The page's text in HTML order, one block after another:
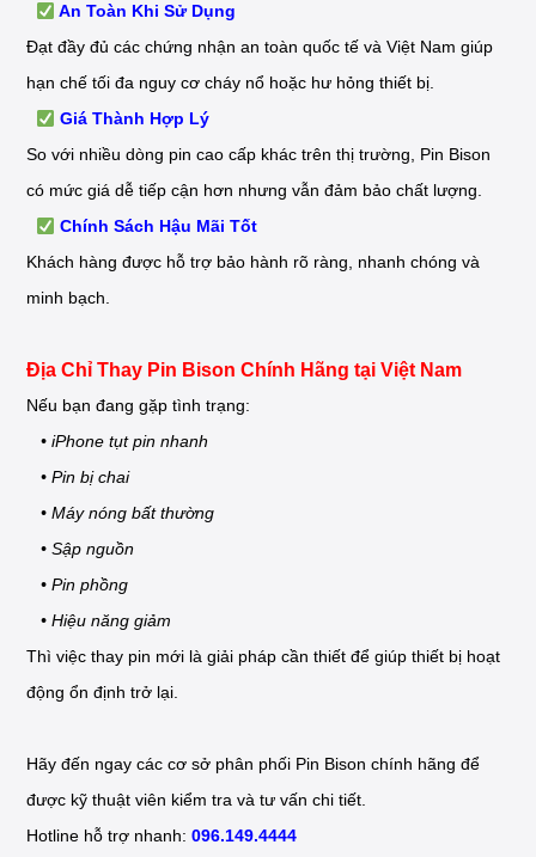
An Toàn Khi Sử Dụng
Đạt đầy đủ các chứng nhận an toàn quốc tế và Việt Nam giúp
hạn chế tối đa nguy cơ cháy nổ hoặc hư hỏng thiết bị.
Giá Thành Hợp Lý
So với nhiều dòng pin cao cấp khác trên thị trường, Pin Bison
có mức giá dễ tiếp cận hơn nhưng vẫn đảm bảo chất lượng.
Chính Sách Hậu Mãi Tốt
Khách hàng được hỗ trợ bảo hành rõ ràng, nhanh chóng và
minh bạch.
Địa Chỉ Thay Pin Bison Chính Hãng tại Việt Nam
Nếu bạn đang gặp tình trạng:
• iPhone tụt pin nhanh
• Pin bị chai
• Máy nóng bất thường
• Sập nguồn
• Pin phồng
• Hiệu năng giảm
Thì việc thay pin mới là giải pháp cần thiết để giúp thiết bị hoạt
động ổn định trở lại.
Hãy đến ngay các cơ sở phân phối Pin Bison chính hãng để
được kỹ thuật viên kiểm tra và tư vấn chi tiết.
Hotline hỗ trợ nhanh:096.149.4444